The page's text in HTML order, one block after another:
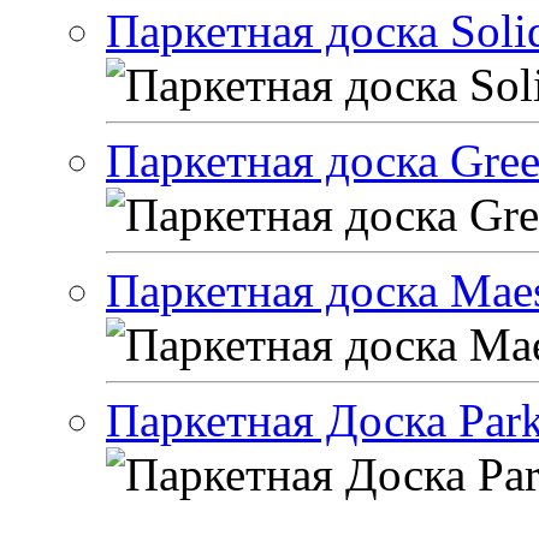
Паркетная доска
Паркетная доска
Паркетная доска
Паркетная Доска